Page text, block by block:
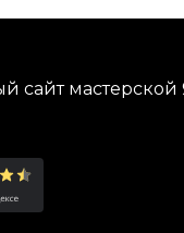
сайт мастерской